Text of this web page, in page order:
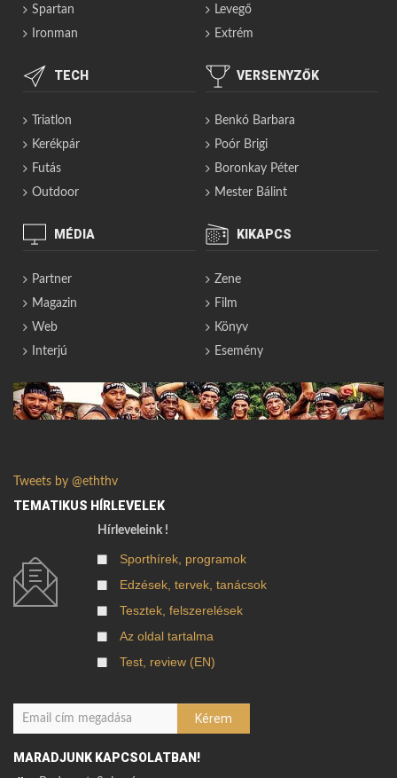
Spartan
Ironman
Levegő
Extrém
TECH
Triatlon
Kerékpár
Futás
Outdoor
VERSENYZŐK
Benkó Barbara
Poór Brigi
Boronkay Péter
Mester Bálint
MÉDIA
Partner
Magazin
Web
Interjú
KIKAPCS
Zene
Film
Könyv
Esemény
Tweets by @eththv
TEMATIKUS HÍRLEVELEK
Hírleveleink !
Sporthírek, programok
Edzések, tervek, tanácsok
Tesztek, felszerelések
Az oldal tartalma
Test, review (EN)
MARADJUNK KAPCSOLATBAN!